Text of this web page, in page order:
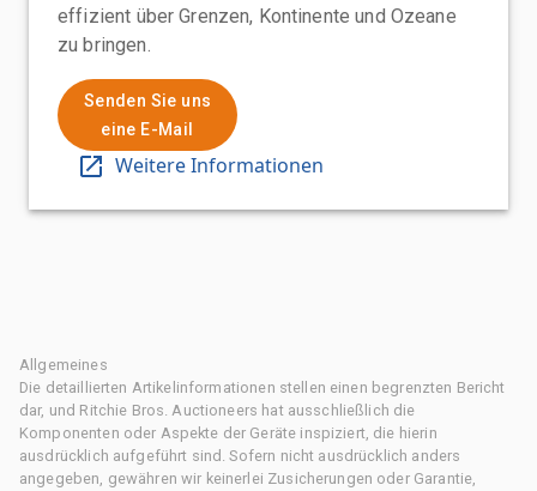
effizient über Grenzen, Kontinente und Ozeane
zu bringen.
Senden Sie uns
eine E-Mail
Weitere Informationen
Allgemeines
Die detaillierten Artikelinformationen stellen einen begrenzten Bericht
dar, und Ritchie Bros. Auctioneers hat ausschließlich die
Komponenten oder Aspekte der Geräte inspiziert, die hierin
ausdrücklich aufgeführt sind. Sofern nicht ausdrücklich anders
angegeben, gewähren wir keinerlei Zusicherungen oder Garantie,